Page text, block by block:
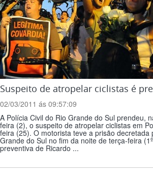
Suspeito de atropelar ciclistas é
02/03/2011 ás 09:57:09
A Polícia Civil do Rio Grande do Sul prendeu,
feira (2), o suspeito de atropelar ciclistas em
feira (25). O motorista teve a prisão decretada
Grande do Sul no fim da noite de terça-feira
preventiva de Ricardo ...